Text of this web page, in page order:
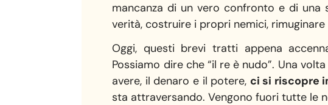
mancanza di un vero confronto e di una
verità, costruire i propri nemici, rimuginare
Oggi, questi brevi tratti appena
Possiamo dire che “il re è nudo”. Una
avere, il denaro e il potere, ci si riscopre
sta attraversando. Vengono fuori tutte le